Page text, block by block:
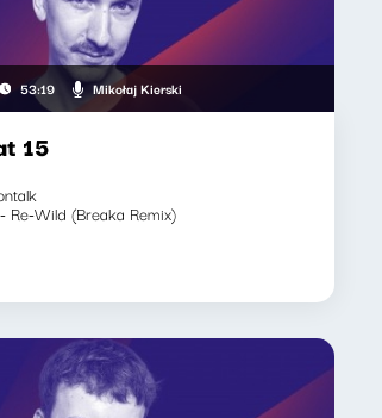
53:19 Mikołaj Kierski
15
Re-Wild (Breaka Remix)